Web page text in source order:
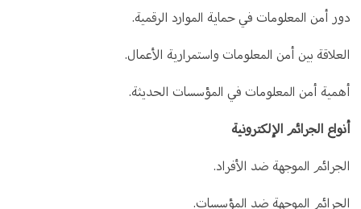
دور أمن المعلومات في حماية الموارد الرقمية.
العلاقة بين أمن المعلومات واستمرارية الأعمال.
أهمية أمن المعلومات في المؤسسات الحديثة.
أنواع الجرائم الإلكترونية
الجرائم الموجهة ضد الأفراد.
الجرائم الموجهة ضد المؤسسات.